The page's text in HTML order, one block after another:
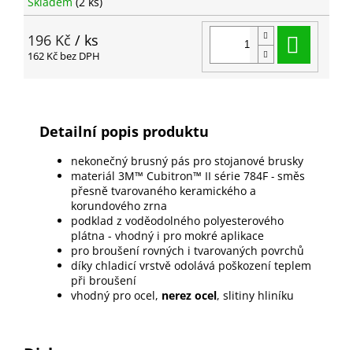
196 Kč / ks
162 Kč bez DPH
Detailní popis produktu
nekonečný brusný pás pro stojanové brusky
materiál 3M™ Cubitron™ II série 784F - směs
přesně tvarovaného keramického a
korundového zrna
podklad z voděodolného polyesterového
plátna - vhodný i pro mokré aplikace
pro broušení rovných i tvarovaných povrchů
díky chladicí vrstvě odolává poškození teplem
při broušení
vhodný pro ocel, nerez ocel, slitiny hliníku